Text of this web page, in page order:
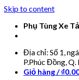
Skip to content
Phụ Tùng Xe
Địa chỉ: Số 1,
P.Phúc Đồng,
Giỏ hàng /₫